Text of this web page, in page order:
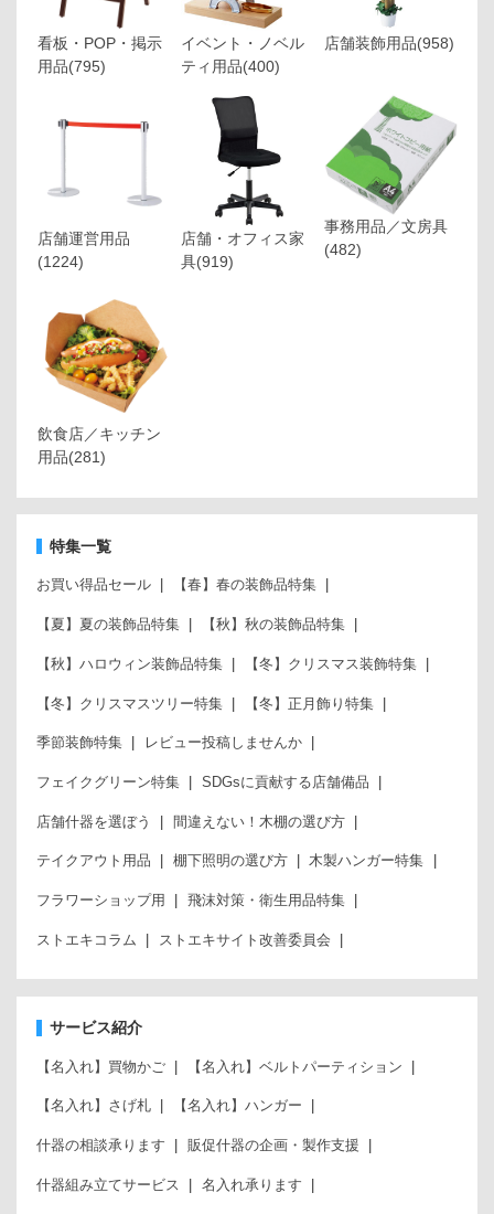
看板・POP・掲示
用品(795)
イベント・ノベル
ティ用品(400)
店舗装飾用品(958)
店舗運営用品
(1224)
店舗・オフィス家
具(919)
事務用品／文房具
(482)
飲食店／キッチン
用品(281)
特集一覧
お買い得品セール 【春】春の装飾品特集
【夏】夏の装飾品特集 【秋】秋の装飾品特集
【秋】ハロウィン装飾品特集 【冬】クリスマス装飾特集
【冬】クリスマスツリー特集 【冬】正月飾り特集
季節装飾特集 レビュー投稿しませんか
フェイクグリーン特集 SDGsに貢献する店舗備品
店舗什器を選ぼう 間違えない！木棚の選び方
テイクアウト用品 棚下照明の選び方 木製ハンガー特集
フラワーショップ用 飛沫対策・衛生用品特集
ストエキコラム ストエキサイト改善委員会
サービス紹介
【名入れ】買物かご 【名入れ】ベルトパーティション
【名入れ】さげ札 【名入れ】ハンガー
什器の相談承ります 販促什器の企画・製作支援
什器組み立てサービス 名入れ承ります